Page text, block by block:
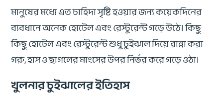
মানুষের মধ্যে এত চাহিদা সৃষ্টি হওয়ার জন্য কয়েকদিনের
ব্যবধানে অনেক হোটেল এবং রেস্টুরেন্ট গড়ে উঠে। কিছু
কিছু হোটেল এবং রেস্টুরেন্ট শুধু চুইঝাল দিয়ে রান্না করা
গরু, হাস ও ছাগলের মাংসের উপর নির্ভর করে গড়ে ওঠা।
খুলনার চুইঝালের ইতিহাস